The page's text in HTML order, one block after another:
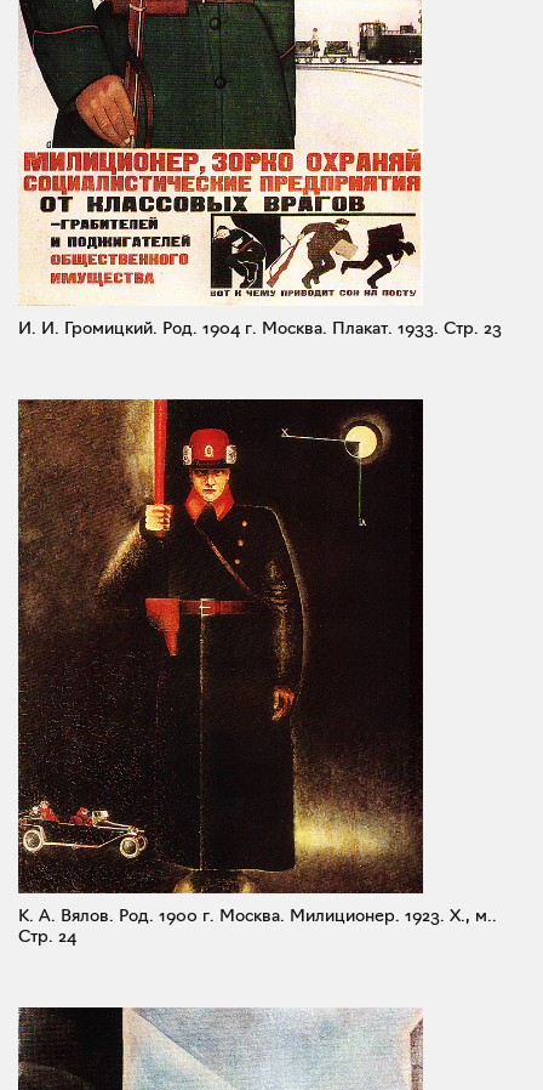
И. И. Громицкий. Род. 1904 г. Москва. Плакат. 1933. Стр. 23
К. А. Вялов. Род. 1900 г. Москва. Милиционер. 1923. X., м..
Стр. 24